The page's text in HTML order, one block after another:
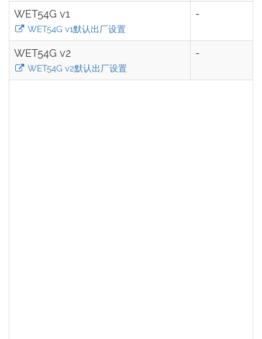
WET54G v1
WET54G v1默认出厂设置
-
WET54G v2
WET54G v2默认出厂设置
-